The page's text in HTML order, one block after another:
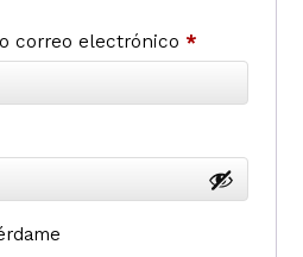
correo electrónico *